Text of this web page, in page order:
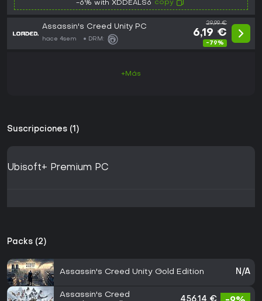
-6% with XDDEALS6 copy
Assassin's Creed Unity PC
hace 4sem DRM:
29,99 €
6,19 €
-79%
+Más
Suscripciones (1)
Ubisoft+ Premium PC
Packs (2)
Assassin's Creed Unity Gold Edition N/A
Assassin's Creed